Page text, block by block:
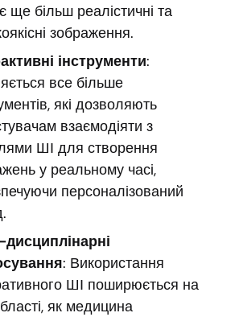
ще більш реалістичні та
зображення.
інструменти:
все більше
які дозволяють
взаємодіяти з
ШІ для створення
у реальному часі,
персоналізований
: Використання
ШІ поширюється на
як медицина